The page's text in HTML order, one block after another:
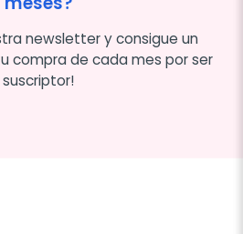
newsletter y consigue un
compra de cada mes por ser
suscriptor!